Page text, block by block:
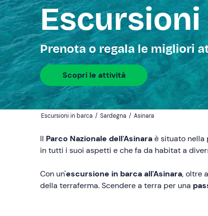
Prenota o regala le migliori
Scopri le attività
Escursioni in barca / Sardegna / Asinara
Il Parco Nazionale dell'Asinaraè situato nella
in tutti i suoi aspetti e che fa da habitat a
Con un'escursione in barca all'Asinara, oltre
della terraferma. Scendere a terra per una